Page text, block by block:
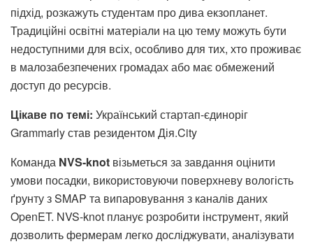
підхід, розкажуть студентам про дива екзопланет.
Традиційні освітні матеріали на цю тему можуть бути
недоступними для всіх, особливо для тих, хто проживає
в малозабезпечених громадах або має обмежений
доступ до ресурсів.
Цікаве по темі: Український стартап-єдиноріг
Grammarly став резидентом Дія.City
Команда NVS-knot візьметься за завдання оцінити
умови посадки, використовуючи поверхневу вологість
ґрунту з SMAP та випаровування з каналів даних
OpenET. NVS-knot планує розробити інструмент, який
дозволить фермерам легко досліджувати, аналізувати